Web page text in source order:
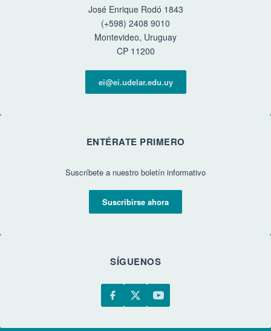
José Enrique Rodó 1843
(+598) 2408 9010
Montevideo, Uruguay
CP 11200
ei@ei.udelar.edu.uy
ENTÉRATE PRIMERO
Suscríbete a nuestro boletín informativo
Suscribirse ahora
SÍGUENOS